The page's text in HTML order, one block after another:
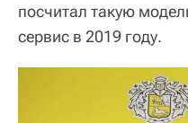
посчитал такую
сервис в 2019 году.